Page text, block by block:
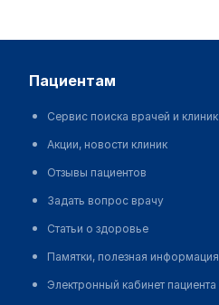
пациентам
Сервис поиска врачей и клиник
Акции, новости клиник
Отзывы пациентов
Задать вопрос врачу
Статьи о здоровье
Памятки, полезная информация
Электронный кабинет пациента